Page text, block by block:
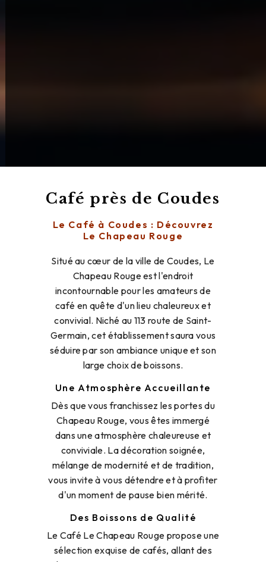
Café près de Coudes
Le Café à Coudes : Découvrez
Le Chapeau Rouge
Situé au cœur de la ville de Coudes, Le
Chapeau Rouge est l'endroit
incontournable pour les amateurs de
café en quête d'un lieu chaleureux et
convivial. Niché au 113 route de Saint-
Germain, cet établissement saura vous
séduire par son ambiance unique et son
large choix de boissons.
Une Atmosphère Accueillante
Dès que vous franchissez les portes du
Chapeau Rouge, vous êtes immergé
dans une atmosphère chaleureuse et
conviviale. La décoration soignée,
mélange de modernité et de tradition,
vous invite à vous détendre et à profiter
d'un moment de pause bien mérité.
Des Boissons de Qualité
Le Café Le Chapeau Rouge propose une
sélection exquise de cafés, allant des